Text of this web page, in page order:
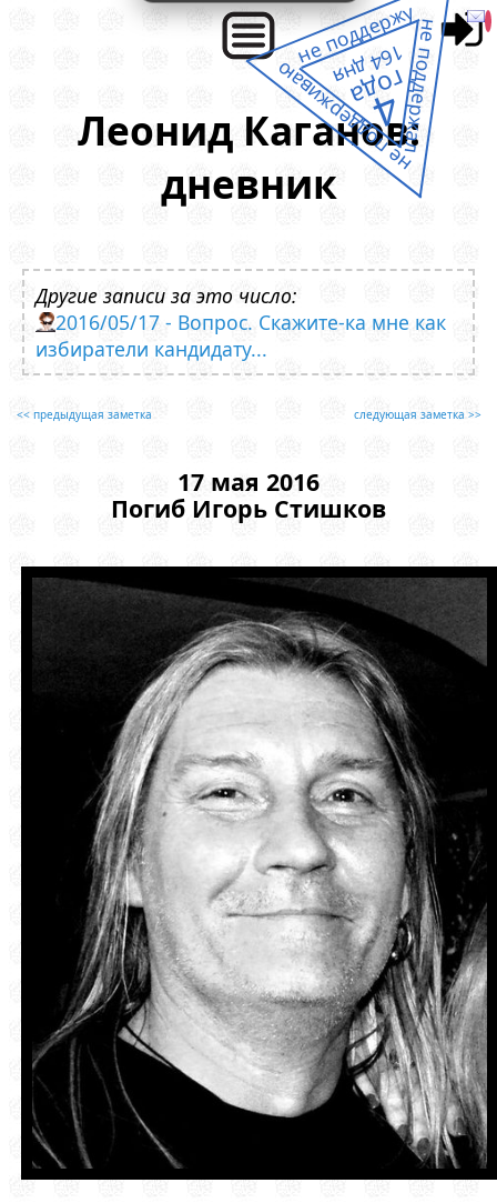
Леонид Каганов:
дневник
Другие записи за это число:
2016/05/17 - Вопрос. Скажите-ка мне как
избиратели кандидату...
<< предыдущая заметка следующая заметка >>
17 мая 2016
Погиб Игорь Стишков
не поддержал
не поддерживаю
не поддержу
4
года
164 дня